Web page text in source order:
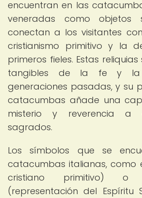
encuentran en las
veneradas como objetos
conectan a los visitantes
cristianismo primitivo y la
primeros fieles. Estas
tangibles de la fe y la
generaciones pasadas, y su
catacumbas añade una
misterio y reverencia a
sagrados.
Los símbolos que se
catacumbas italianas, como
cristiano primitivo)
(representación del Espíritu